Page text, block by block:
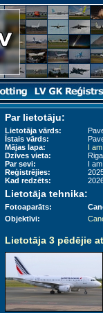
Par lietotāju:
Lietotāja vārds:
Īstais vārds:
Mājas lapa:
I
Dzīves vieta:
Riga
Par sevi:
I
Reģistrējies:
Kad redzēts:
Lietotāja tehnika:
Fotoaparāts:
Objektīvi:
Lietotāja 3 pēdējie